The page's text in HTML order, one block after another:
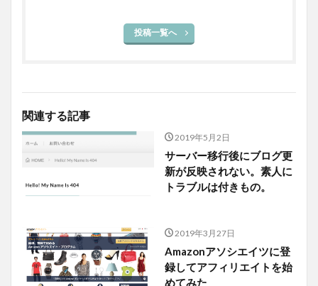
投稿一覧へ
関連する記事
2019年5月2日
サーバー移行後にブログ更
新が反映されない。素人に
トラブルは付きもの。
2019年3月27日
Amazonアソシエイツに登
録してアフィリエイトを始
めてみた